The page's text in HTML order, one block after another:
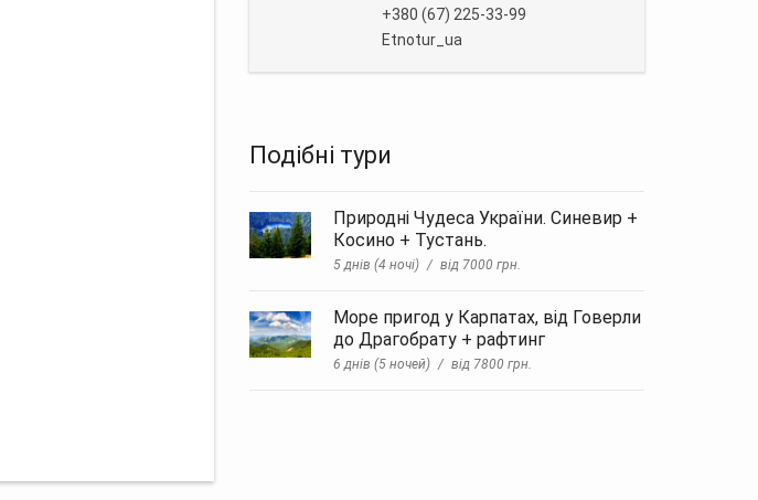
+380 (67) 225-33-99
Etnotur_ua
Подібні тури
Природні Чудеса України. Синевир +
Косино + Тустань.
5 днів (4 ночі) від 7000 грн.
Море пригод у Карпатах, від Говерли
до Драгобрату + рафтинг
6 днів (5 ночей) від 7800 грн.